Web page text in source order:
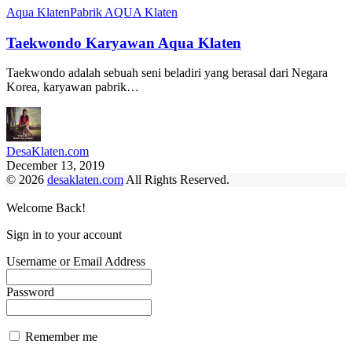
Aqua KlatenPabrik AQUA Klaten
Taekwondo Karyawan Aqua Klaten
Taekwondo adalah sebuah seni beladiri yang berasal dari Negara
Korea, karyawan pabrik…
DesaKlaten.com
December 13, 2019
© 2026 desaklaten.com All Rights Reserved.
Welcome Back!
Sign in to your account
Username or Email Address
Password
Remember me